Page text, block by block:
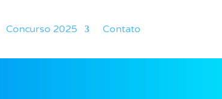
Concurso 2025 Contato